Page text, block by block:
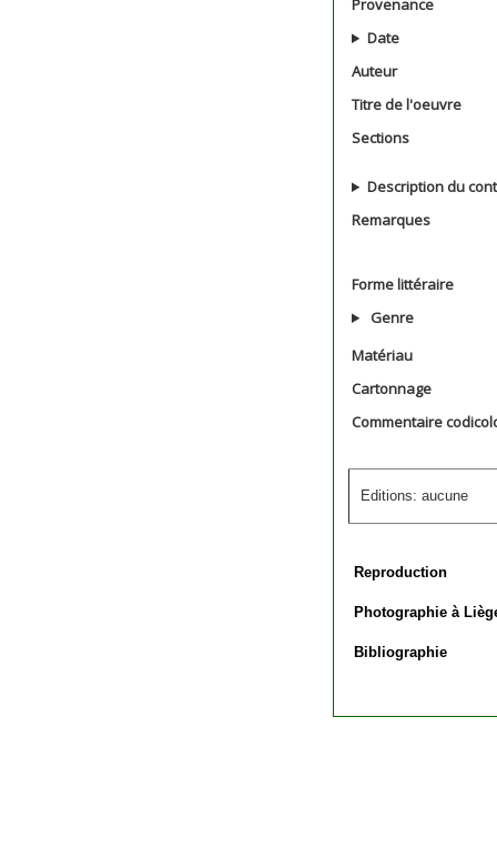
Provenance
Date
Auteur
Titre de l'oeuvre
Sections
Description du
Remarques
Forme littéraire
Genre
Matériau
Cartonnage
Commentaire
Editions: aucune
Reproduction
Photographie à
Bibliographie